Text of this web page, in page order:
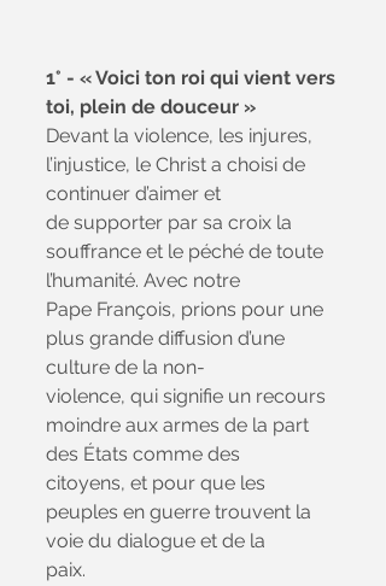
1° - « Voici ton roi qui vient vers
toi, plein de douceur »
Devant la violence, les injures,
l’injustice, le Christ a choisi de
continuer d’aimer et
de supporter par sa croix la
souffrance et le péché de toute
l’humanité. Avec notre
Pape François, prions pour une
plus grande diffusion d’une
culture de la non-
violence, qui signifie un recours
moindre aux armes de la part
des États comme des
citoyens, et pour que les
peuples en guerre trouvent la
voie du dialogue et de la
paix.